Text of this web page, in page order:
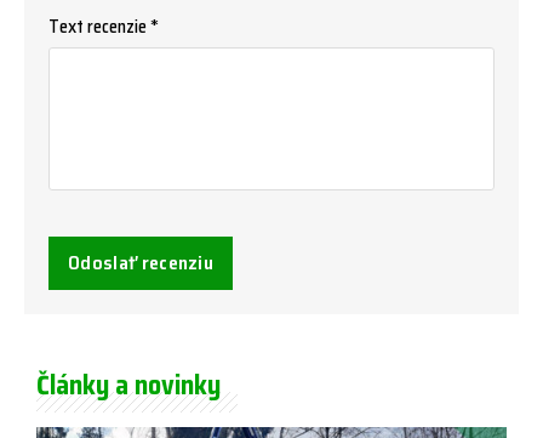
Text recenzie *
Odoslať recenziu
Články a novinky